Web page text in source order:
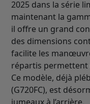
2025 dans la série
maintenant la
il offre un grand
des dimensions
facilite les
répartis permettent
Ce modèle, déjà
(G720FC), est